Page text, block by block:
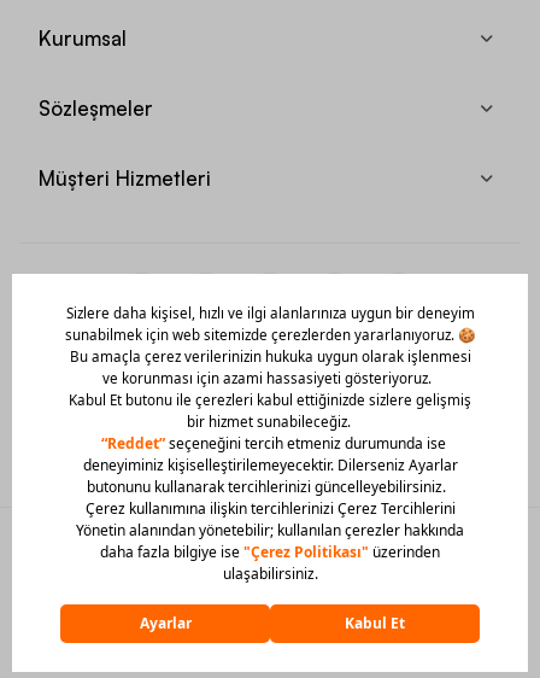
Kurumsal
Sözleşmeler
Müşteri Hizmetleri
Mobil Uygulamamızı Hemen İndir!
© 2026 Barcin Tüm Hakları Saklıdır
Sitedeki görsel materyaller izinsiz kullanılamaz.